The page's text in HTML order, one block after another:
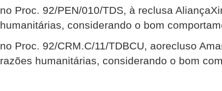
no Proc. 92/PEN/010/TDS, à reclusa
humanitárias, considerando o bom
no Proc. 92/CRM.C/11/TDBCU, aorecluso
razões humanitárias, considerando o bom